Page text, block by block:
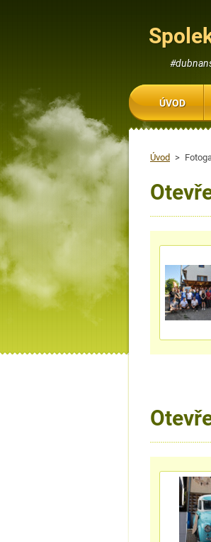
Úvod >
ÚVOD